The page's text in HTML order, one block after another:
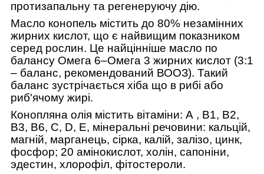
протизапальну та регенеруючу дію.
Масло конопель містить до 80% незамінних
жирних кислот, що є найвищим показником
серед рослин. Це найцінніше масло по
балансу Омега 6–Омега 3 жирних кислот (3:1
– баланс, рекомендований ВООЗ). Такий
баланс зустрічається хіба що в рибі або
риб'ячому жирі.
Конопляна олія містить вітаміни: А , B1, B2,
B3, B6, C, D, E, мінеральні речовини: кальцій,
магній, марганець, сірка, калій, залізо, цинк,
фосфор; 20 амінокислот, холін, сапоніни,
эдестин, хлорофіл, фітостероли.